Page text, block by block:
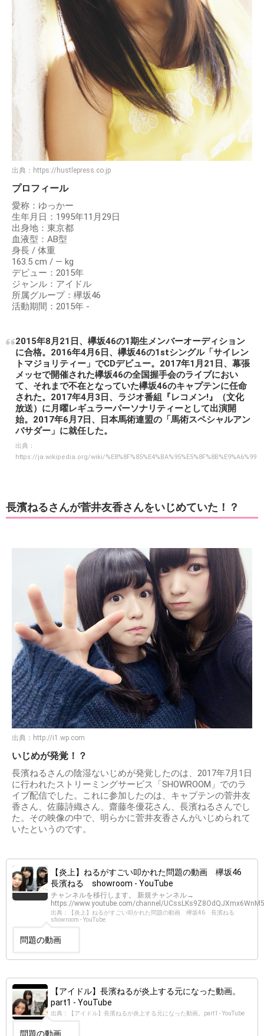
出典： https://hustlepress.co.jp
プロフィール
愛称：ゆっかー
生年月日：1995年11月29日
出身地：東京都
血液型：AB型
身長 / 体重
163.5 cm / ― kg
デビュー：2015年
ジャンル：アイドル
所属グループ：欅坂46
活動期間：2015年 -
2015年8月21日、欅坂46の1期生メンバーオーディション
に合格。2016年4月6日、欅坂46の1stシングル「サイレン
トマジョリティー」でCDデビュー。2017年1月21日、幕張
メッセで開催された欅坂46の全国握手会のライブにおい
て、それまで不在となっていた欅坂46のキャプテンに任命
された。2017年4月3日、ラジオ番組『レコメン!』（文化
放送）に月曜レギュラーパーソナリティーとして出演開
始。2017年6月7日、日本馬術連盟の「馬術スペシャルアン
バサダー」に就任した。
出典：
https://ja.wikipedia.org/wiki/%E8%8F%85%E4%BA%95%E5%8F%8B%E9%A6%99
長濱ねるさんが菅井友香さんをいじめていた！？
出典： http://i1.wp.com
いじめが発覚！？
長濱ねるさんの陰湿ないじめが発覚したのは、2017年7月1日
に行われたストリーミングサービス「SHOWROOM」でのラ
イブ配信でした。これに参加したのは、キャプテンの菅井友
香さん、佐藤詩織さん、齋藤冬優花さん、長濱ねるさんでし
た。その映像の中で、明らかに菅井友香さんがいじめられて
いたというのです。
【炎上】ねるがすごい叩かれた問題の動画 欅坂46
長濱ねる showroom - YouTube
チャンネルを移行します。 新規チャンネル→
https://www.youtube.com/channel/
出典：【炎上】ねるがすごい叩かれた問題の動画 欅坂46 長濱ねる
showroom - YouTube
問題の動画
【アイドル】長濱ねるが炎上する元になった動画。
part1 - YouTube
出典：【アイドル】長濱ねるが炎上する元になった動画。part1 - YouTube
問題の動画